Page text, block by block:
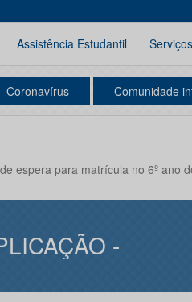
Assistência Estudantil Serviços
Coronavírus Comunidade
espera para matrícula no 6º ano
-